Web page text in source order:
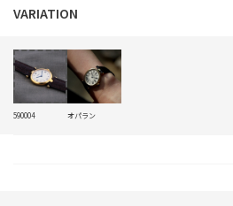
590004 オパラン